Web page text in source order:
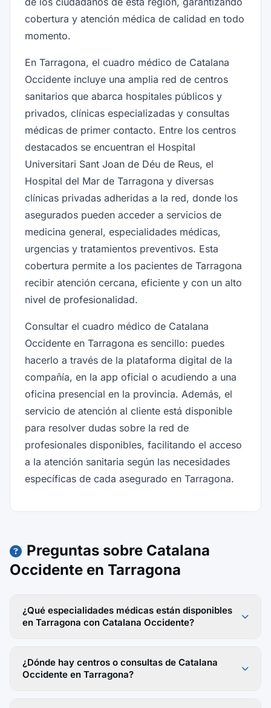
cobertura y atención médica de calidad en todo
momento.
En Tarragona, el cuadro médico de Catalana
Occidente incluye una amplia red de centros
sanitarios que abarca hospitales públicos y
privados, clínicas especializadas y consultas
médicas de primer contacto. Entre los centros
destacados se encuentran el Hospital
Universitari Sant Joan de Déu de Reus, el
Hospital del Mar de Tarragona y diversas
clínicas privadas adheridas a la red, donde los
asegurados pueden acceder a servicios de
medicina general, especialidades médicas,
urgencias y tratamientos preventivos. Esta
cobertura permite a los pacientes de Tarragona
recibir atención cercana, eficiente y con un alto
nivel de profesionalidad.
Consultar el cuadro médico de Catalana
Occidente en Tarragona es sencillo: puedes
hacerlo a través de la plataforma digital de la
compañía, en la app oficial o acudiendo a una
oficina presencial en la provincia. Además, el
servicio de atención al cliente está disponible
para resolver dudas sobre la red de
profesionales disponibles, facilitando el acceso
a la atención sanitaria según las necesidades
específicas de cada asegurado en Tarragona.
Preguntas sobre Catalana
Occidente en Tarragona
¿Qué especialidades médicas están disponibles
en Tarragona con Catalana Occidente?
¿Dónde hay centros o consultas de Catalana
Occidente en Tarragona?